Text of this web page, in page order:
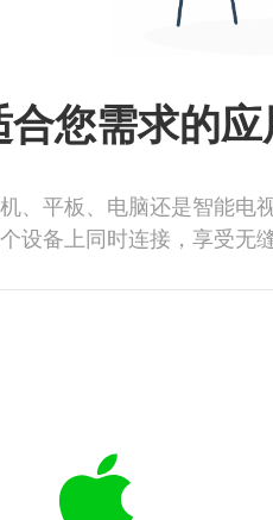
您需求的应
、平板、电脑还是智能电
设备上同时连接，享受无